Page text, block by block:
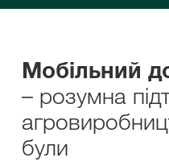
Мобільний
– розумна
були